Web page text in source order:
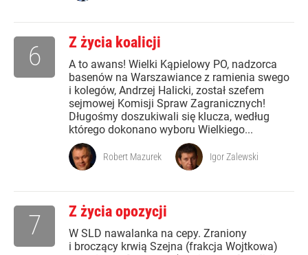
Z życia koalicji
A to awans! Wielki Kąpielowy PO, nadzorca
basenów na Warszawiance z ramienia swego
i kolegów, Andrzej Halicki, został szefem
sejmowej Komisji Spraw Zagranicznych!
Długośmy doszukiwali się klucza, według
którego dokonano wyboru Wielkiego...
6
Robert Mazurek Igor Zalewski
Z życia opozycji
W SLD nawalanka na cepy. Zraniony
i broczący krwią Szejna (frakcja Wojtkowa)
7